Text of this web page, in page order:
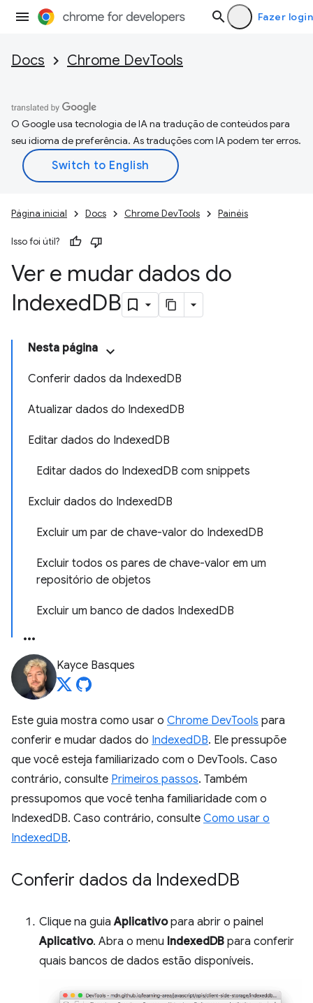
Fazer login
Docs Chrome DevTools
O Google usa tecnologia de IA na tradução de conteúdos para
seu idioma de preferência. As traduções com IA podem ter erros.
Página inicial Docs Chrome DevTools Painéis
Isso foi útil?
Ver e mudar dados do
IndexedDB
Nesta página
Conferir dados da IndexedDB
Atualizar dados do IndexedDB
Editar dados do IndexedDB
Editar dados do IndexedDB com snippets
Excluir dados do IndexedDB
Excluir um par de chave-valor do IndexedDB
Excluir todos os pares de chave-valor em um
repositório de objetos
Excluir um banco de dados IndexedDB
Kayce Basques
Este guia mostra como usar o Chrome DevTools para
conferir e mudar dados do IndexedDB. Ele pressupõe
que você esteja familiarizado com o DevTools. Caso
contrário, consulte Primeiros passos. Também
pressupomos que você tenha familiaridade com o
IndexedDB. Caso contrário, consulte Como usar o
IndexedDB.
Conferir dados da IndexedDB
Clique na guiaAplicativopara abrir o painel
Aplicativo. Abra o menu IndexedDB para conferir
quais bancos de dados estão disponíveis.